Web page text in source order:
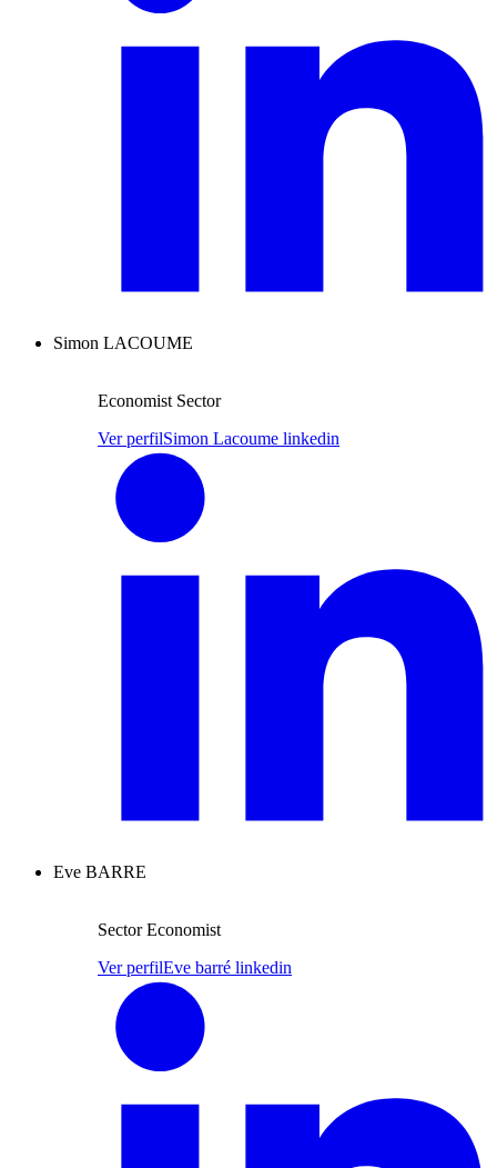
Simon LACOUME
Economist Sector
Ver perfilSimon Lacoume linkedin
Eve BARRE
Sector Economist
Ver perfilEve barré linkedin